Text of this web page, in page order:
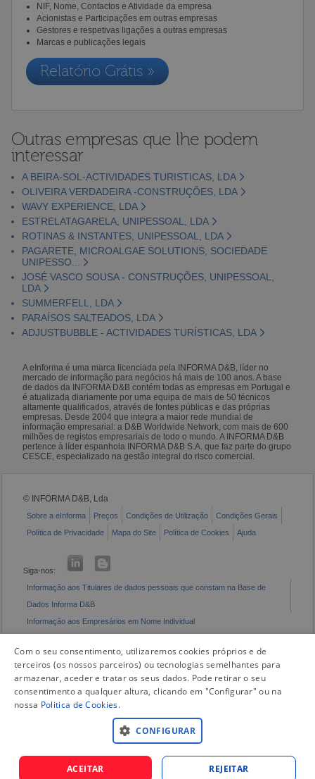
NIF, Nome, Contactos e Atividade da empresa
Acionistas e Participações em outras empresas
Gestores e respetivas ligações a outras empresas
Marcas e publicações legais
Relatório Grátis »
Outras empresas que lhe podem
interessar
A BEIRA-SOL-ACTIVIDADES TURISTICAS, LDA
OLIVEIRA VERDADEIRA -CONSTRUÇÕES, LDA
WAVY EXPERIENCE, LDA
ESTRELATAGARELA, UNIPESSOAL, LDA
ROTINAS & INSTANTES, UNIPESSOAL, LDA
PAGARETE, MICROALGAE SOLUTIONS, SOCIEDADE
UNIPESSO...
JOSÉ VASCO SOUSA - CONSTRUÇÕES, UNIPESSOAL,
LDA
SUMMERFELL, LDA
PARAÍSOS SALTEADOS, LDA
ADJUSTBUBBLE - ACTIVIDADES TURÍSTICAS, LDA
A eInforma é uma marca licenciada pela INFORMA D&B, líder no
mercado de informação para negócios há mais de 100 anos. A base
de dados da INFORMA D&B contém todas as empresas em Portugal e
é atualizada diariamente por uma equipa de mais de 50 técnicos
altamente qualificados, através de fontes públicas e das próprias
empresas. Desde 2004 que integra a maior rede mundial de
informação empresarial: a D&B Worldwide Network, com mais de 600
milhões de registos empresariais de todo o mundo. A INFORMA D&B
pertence à líder espanhola INFORMA D&B S.A. que faz parte do grupo
CESCE, especializado na gestão integral do risco comercial.
© INFORMA D&B, Lda
Sobre a eInforma Preços Condições de Utilização
Condições Gerais
Política de Privacidade
Mapa do Site Política de Cookies Ajuda
Siga-nos:
Informação aos Titulares de dados pessoais que constam na Base de
Dados Informa D&B
Informação aos Empresários em Nome Individual
Com o seu consentimento, utilizaremos cookies próprios e de
terceiros (os nossos parceiros) ou tecnologias semelhantes para
armazenar, aceder e tratar os seus dados. Pode retirar o seu
consentimento a qualquer altura, clicando em "Configurar" ou na
nossa Politica de Cookies.
CONFIGURAR
ACEITAR REJEITAR